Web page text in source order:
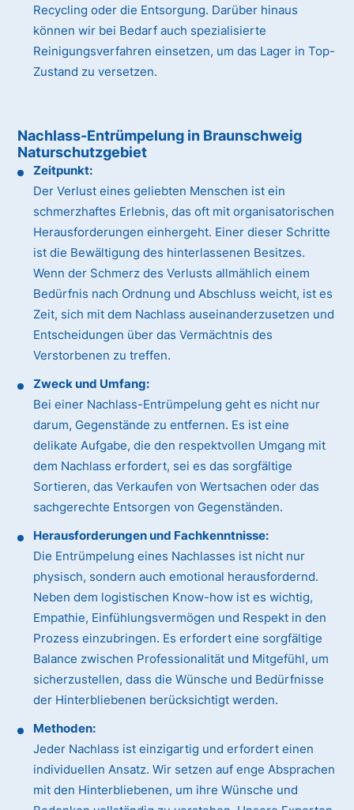
Recycling oder die Entsorgung. Darüber hinaus
können wir bei Bedarf auch spezialisierte
Reinigungsverfahren einsetzen, um das Lager in Top-
Zustand zu versetzen.
Nachlass-Entrümpelung in Braunschweig
Naturschutzgebiet
Zeitpunkt:
Der Verlust eines geliebten Menschen ist ein
schmerzhaftes Erlebnis, das oft mit organisatorischen
Herausforderungen einhergeht. Einer dieser Schritte
ist die Bewältigung des hinterlassenen Besitzes.
Wenn der Schmerz des Verlusts allmählich einem
Bedürfnis nach Ordnung und Abschluss weicht, ist es
Zeit, sich mit dem Nachlass auseinanderzusetzen und
Entscheidungen über das Vermächtnis des
Verstorbenen zu treffen.
Zweck und Umfang:
Bei einer Nachlass-Entrümpelung geht es nicht nur
darum, Gegenstände zu entfernen. Es ist eine
delikate Aufgabe, die den respektvollen Umgang mit
dem Nachlass erfordert, sei es das sorgfältige
Sortieren, das Verkaufen von Wertsachen oder das
sachgerechte Entsorgen von Gegenständen.
Herausforderungen und Fachkenntnisse:
Die Entrümpelung eines Nachlasses ist nicht nur
physisch, sondern auch emotional herausfordernd.
Neben dem logistischen Know-how ist es wichtig,
Empathie, Einfühlungsvermögen und Respekt in den
Prozess einzubringen. Es erfordert eine sorgfältige
Balance zwischen Professionalität und Mitgefühl, um
sicherzustellen, dass die Wünsche und Bedürfnisse
der Hinterbliebenen berücksichtigt werden.
Methoden:
Jeder Nachlass ist einzigartig und erfordert einen
individuellen Ansatz. Wir setzen auf enge Absprachen
mit den Hinterbliebenen, um ihre Wünsche und